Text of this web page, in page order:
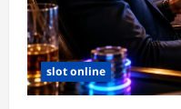
slot online